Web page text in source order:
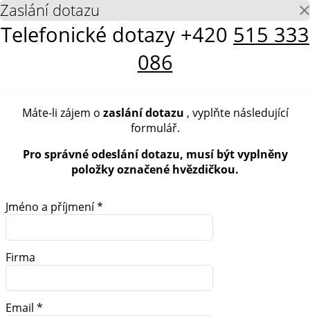
Zaslání dotazu
Telefonické dotazy +420 515 333
086
Máte-li zájem o zaslání dotazu , vyplňte následující
formulář.
Pro správné odeslání dotazu, musí být vyplněny
položky označené hvězdičkou.
Jméno a příjmení *
Firma
Email *